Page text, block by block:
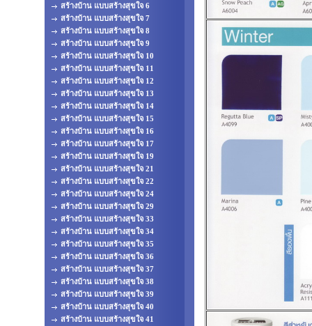
สร้างบ้าน แบบสร้างสุขใจ 6
สร้างบ้าน แบบสร้างสุขใจ 7
สร้างบ้าน แบบสร้างสุขใจ 8
สร้างบ้าน แบบสร้างสุขใจ 9
สร้างบ้าน แบบสร้างสุขใจ 10
สร้างบ้าน แบบสร้างสุขใจ 11
สร้างบ้าน แบบสร้างสุขใจ 12
สร้างบ้าน แบบสร้างสุขใจ 13
สร้างบ้าน แบบสร้างสุขใจ 14
สร้างบ้าน แบบสร้างสุขใจ 15
สร้างบ้าน แบบสร้างสุขใจ 16
สร้างบ้าน แบบสร้างสุขใจ 17
สร้างบ้าน แบบสร้างสุขใจ 19
สร้างบ้าน แบบสร้างสุขใจ 21
สร้างบ้าน แบบสร้างสุขใจ 22
สร้างบ้าน แบบสร้างสุขใจ 24
สร้างบ้าน แบบสร้างสุขใจ 29
สร้างบ้าน แบบสร้างสุขใจ 33
สร้างบ้าน แบบสร้างสุขใจ 34
สร้างบ้าน แบบสร้างสุขใจ 35
สร้างบ้าน แบบสร้างสุขใจ 36
สร้างบ้าน แบบสร้างสุขใจ 37
สร้างบ้าน แบบสร้างสุขใจ 38
สร้างบ้าน แบบสร้างสุขใจ 39
สร้างบ้าน แบบสร้างสุขใจ 40
สร้างบ้าน แบบสร้างสุขใจ 41